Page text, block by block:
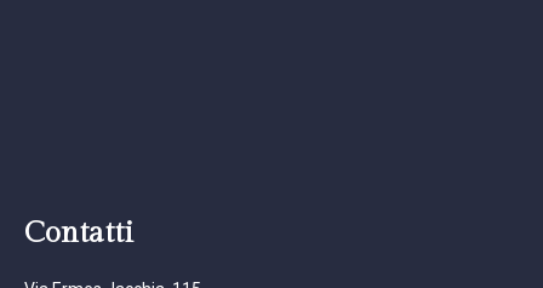
Contatti